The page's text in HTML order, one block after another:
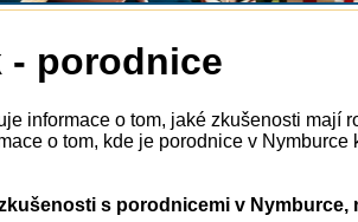
- porodnice
informace o tom, jaké zkušenosti mají
o tom, kde je porodnice v
s porodnicemi v Nymburce,